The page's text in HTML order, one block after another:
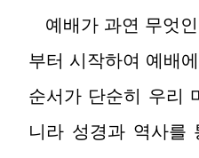
예배가 과연 무엇
부터 시작하여 예배
순서가 단순히 우리
니라 성경과 역사를